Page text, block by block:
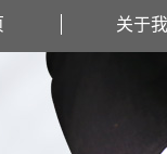
关于我